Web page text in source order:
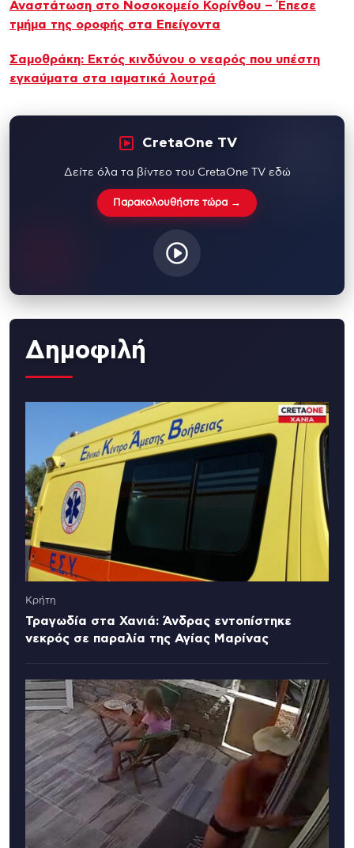
Αναστάτωση στο Νοσοκομείο Κορίνθου – Έπεσε
τμήμα της οροφής στα Επείγοντα
Σαμοθράκη: Εκτός κινδύνου ο νεαρός που υπέστη
εγκαύματα στα ιαματικά λουτρά
CretaOne TV
Δείτε όλα τα βίντεο του CretaOne TV εδώ
Παρακολουθήστε τώρα →
Δημοφιλή
Κρήτη
Τραγωδία στα Χανιά: Άνδρας εντοπίστηκε
νεκρός σε παραλία της Αγίας Μαρίνας